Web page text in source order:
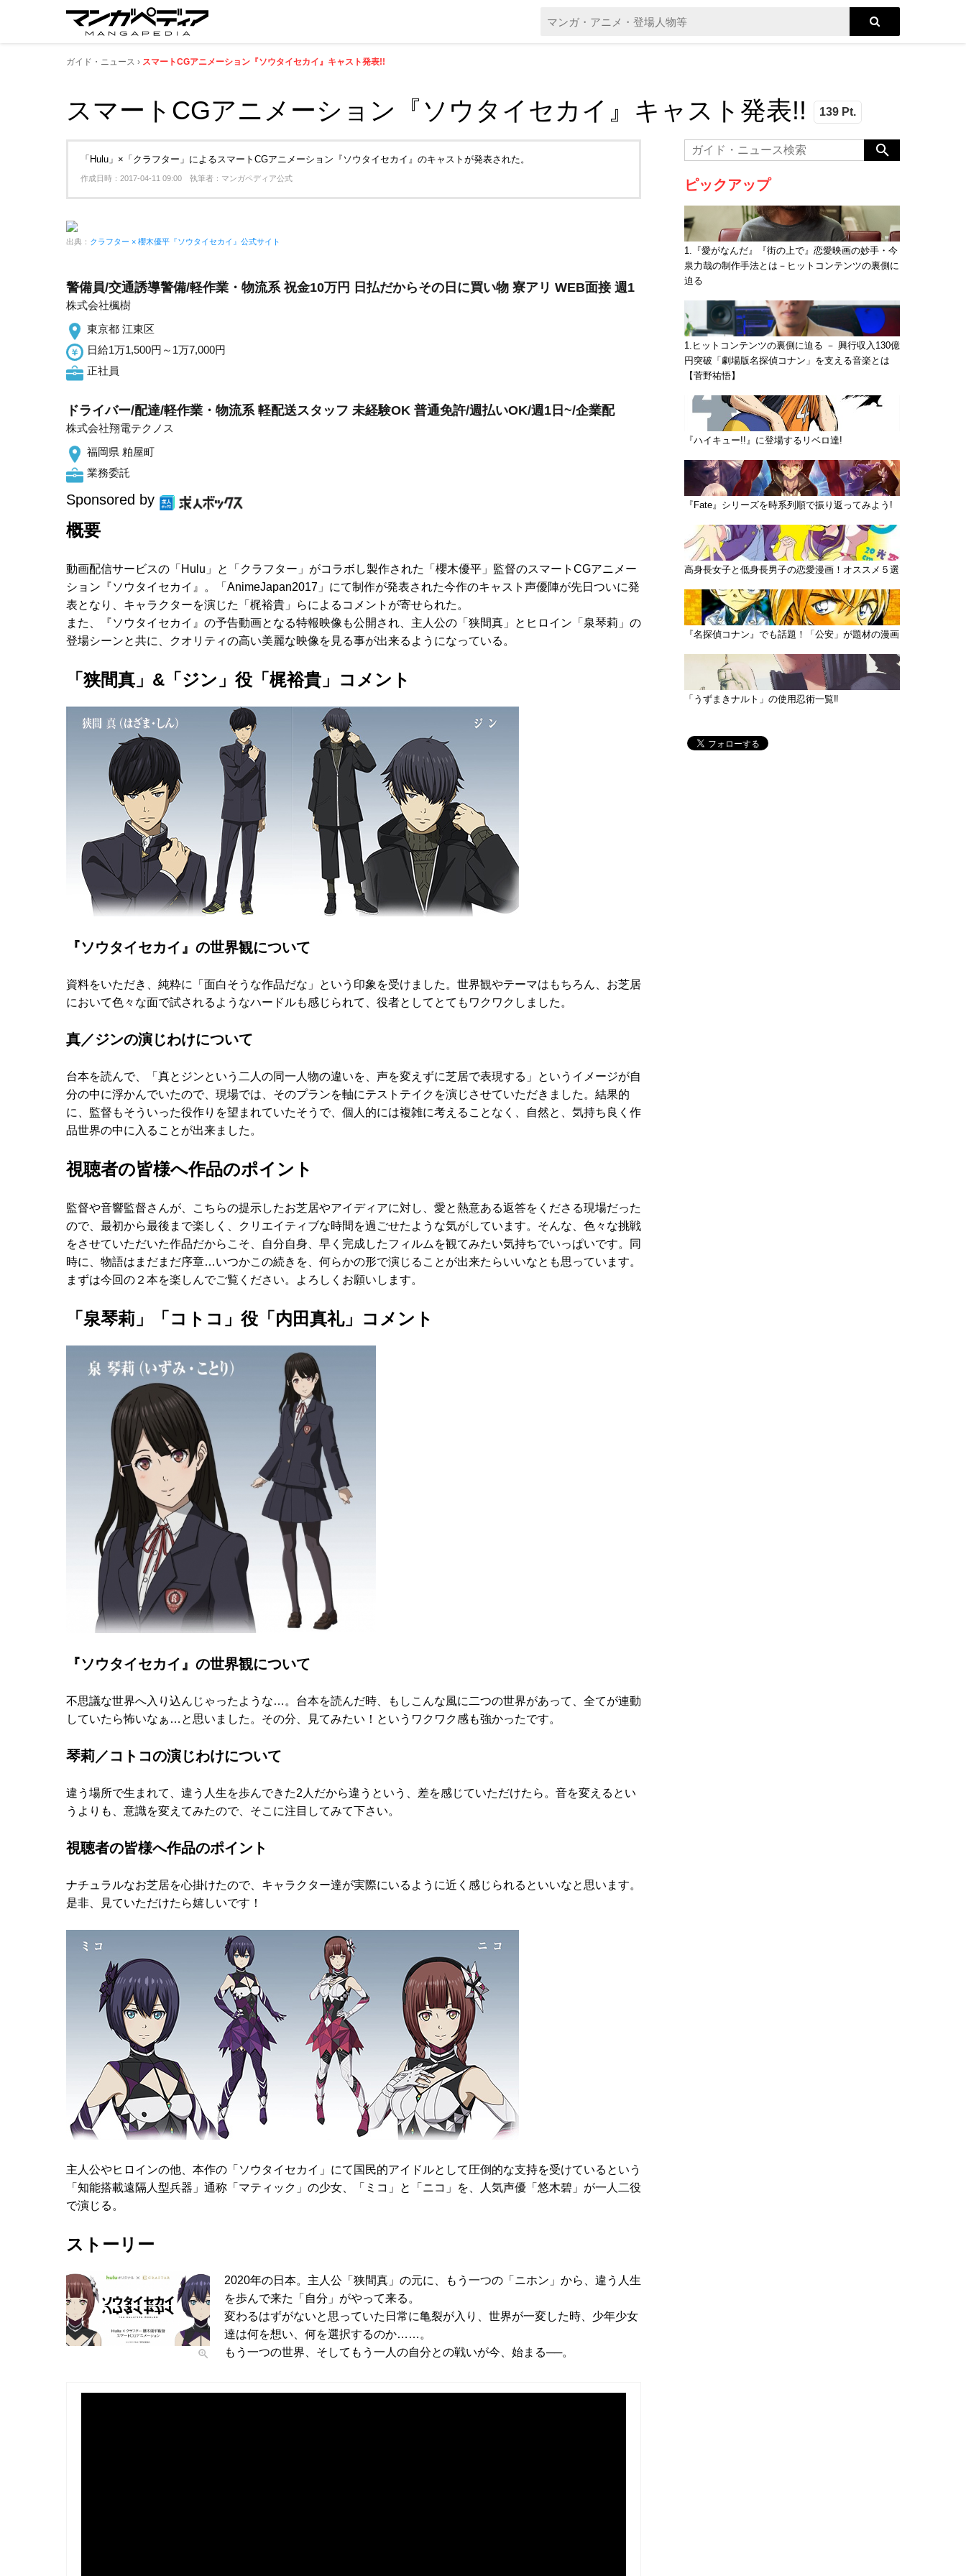
ガイド・ニュース スマートCGアニメーション『ソウタイセカイ』キャスト発表!!
スマートCGアニメーション『ソウタイセカイ』キャスト発表!! 139 Pt.
「Hulu」×「クラフター」によるスマートCGアニメーション『ソウタイセカイ』のキャストが発表された。
作成日時：2017-04-11 09:00 執筆者：マンガペディア公式
出典： クラフター × 櫻木優平『ソウタイセカイ』公式サイト
警備員/交通誘導警備/軽作業・物流系 祝金10万円 日払だからその日に買い物 寮アリ WEB面接 週1
株式会社楓樹
東京都 江東区
日給1万1,500円～1万7,000円
正社員
ドライバー/配達/軽作業・物流系 軽配送スタッフ 未経験OK 普通免許/週払いOK/週1日~/企業配
株式会社翔電テクノス
福岡県 粕屋町
業務委託
Sponsored by
概要
動画配信サービスの「Hulu」と「クラフター」がコラボし製作された「櫻木優平」監督のスマートCGアニメー
ション『ソウタイセカイ』。「AnimeJapan2017」にて制作が発表された今作のキャスト声優陣が先日ついに発
表となり、キャラクターを演じた「梶裕貴」らによるコメントが寄せられた。
また、『ソウタイセカイ』の予告動画となる特報映像も公開され、主人公の「狭間真」とヒロイン「泉琴莉」の
登場シーンと共に、クオリティの高い美麗な映像を見る事が出来るようになっている。
「狭間真」&「ジン」役「梶裕貴」コメント
『ソウタイセカイ』の世界観について
資料をいただき、純粋に「面白そうな作品だな」という印象を受けました。世界観やテーマはもちろん、お芝居
において色々な面で試されるようなハードルも感じられて、役者としてとてもワクワクしました。
真／ジンの演じわけについて
台本を読んで、「真とジンという二人の同一人物の違いを、声を変えずに芝居で表現する」というイメージが自
分の中に浮かんでいたので、現場では、そのプランを軸にテストテイクを演じさせていただきました。結果的
に、監督もそういった役作りを望まれていたそうで、個人的には複雑に考えることなく、自然と、気持ち良く作
品世界の中に入ることが出来ました。
視聴者の皆様へ作品のポイント
監督や音響監督さんが、こちらの提示したお芝居やアイディアに対し、愛と熱意ある返答をくださる現場だった
ので、最初から最後まで楽しく、クリエイティブな時間を過ごせたような気がしています。そんな、色々な挑戦
をさせていただいた作品だからこそ、自分自身、早く完成したフィルムを観てみたい気持ちでいっぱいです。同
時に、物語はまだまだ序章…いつかこの続きを、何らかの形で演じることが出来たらいいなとも思っています。
まずは今回の２本を楽しんでご覧ください。よろしくお願いします。
「泉琴莉」「コトコ」役「内田真礼」コメント
『ソウタイセカイ』の世界観について
不思議な世界へ入り込んじゃったような…。台本を読んだ時、もしこんな風に二つの世界があって、全てが連動
していたら怖いなぁ…と思いました。その分、見てみたい！というワクワク感も強かったです。
琴莉／コトコの演じわけについて
違う場所で生まれて、違う人生を歩んできた2人だから違うという、差を感じていただけたら。音を変えるとい
うよりも、意識を変えてみたので、そこに注目してみて下さい。
視聴者の皆様へ作品のポイント
ナチュラルなお芝居を心掛けたので、キャラクター達が実際にいるように近く感じられるといいなと思います。
是非、見ていただけたら嬉しいです！
主人公やヒロインの他、本作の「ソウタイセカイ」にて国民的アイドルとして圧倒的な支持を受けているという
「知能搭載遠隔人型兵器」通称「マティック」の少女、「ミコ」と「ニコ」を、人気声優「悠木碧」が一人二役
で演じる。
ストーリー
2020年の日本。主人公「狭間真」の元に、もう一つの「ニホン」から、違う人生
を歩んで来た「自分」がやって来る。
変わるはずがないと思っていた日常に亀裂が入り、世界が一変した時、少年少女
達は何を想い、何を選択するのか……。
もう一つの世界、そしてもう一人の自分との戦いが今、始まる──。
ピックアップ
1.『愛がなんだ』『街の上で』恋愛映画の妙手・今
泉力哉の制作手法とは－ヒットコンテンツの裏側に
迫る
1.ヒットコンテンツの裏側に迫る － 興行収入130億
円突破「劇場版名探偵コナン」を支える音楽とは
【菅野祐悟】
『ハイキュー!!』に登場するリベロ達!
『Fate』シリーズを時系列順で振り返ってみよう!
高身長女子と低身長男子の恋愛漫画！オススメ５選
『名探偵コナン』でも話題！「公安」が題材の漫画
「うずまきナルト」の使用忍術一覧‼